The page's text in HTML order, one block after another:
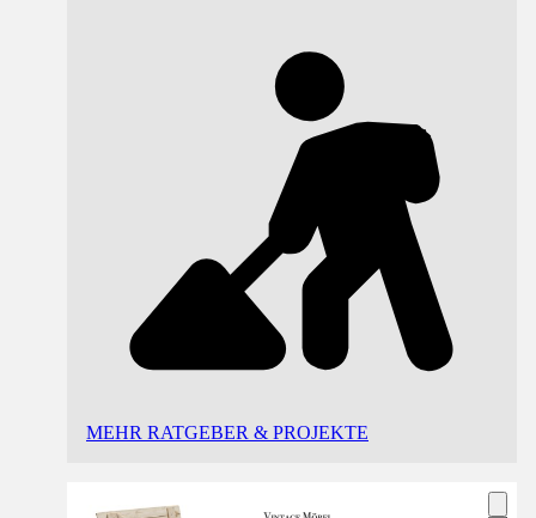
MEHR RATGEBER & PROJEKTE